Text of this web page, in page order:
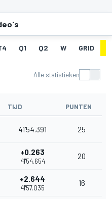
Q1 Q2 W GRID
Alle statistieken
TIJD PUNTEN
41'54.391 25
+0.263
41'54.654
20
+2.644
41'57.035
16